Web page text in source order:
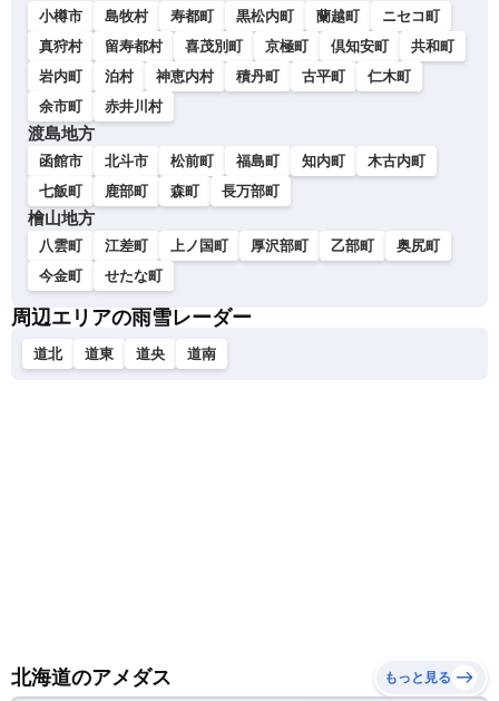
小樽市 島牧村 寿都町 黒松内町 蘭越町
ニセコ町
真狩村
留寿都村 喜茂別町 京極町 倶知安町
共和町
岩内町
泊村 神恵内村 積丹町 古平町
仁木町
余市町
赤井川村
渡島地方
函館市 北斗市 松前町 福島町 知内町
木古内町
七飯町
鹿部町 森町 長万部町
檜山地方
八雲町 江差町 上ノ国町 厚沢部町 乙部町
奥尻町
今金町
せたな町
周辺エリアの雨雪レーダー
道北 道東 道央 道南
北海道のアメダス もっと見る